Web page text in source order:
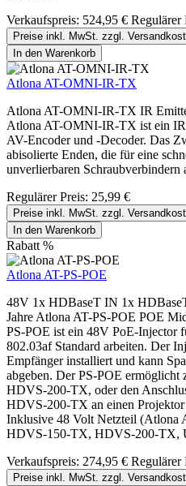
Verkaufspreis: 524,95 € Regulärer
Preise inkl. MwSt. zzgl.
In den Warenkorb
Atlona AT-OMNI-IR-TX
Atlona AT-OMNI-IR-TX IR
Atlona AT-OMNI-IR-TX ist ein
AV-Encoder und -Decoder. Das
abisolierte Enden, die für eine
unverlierbaren Schraubverbindern
Regulärer Preis: 25,99 €
Preise inkl. MwSt. zzgl.
In den Warenkorb
Rabatt %
Atlona AT-PS-POE
48V 1x HDBaseT IN 1x
Jahre Atlona AT-PS-POE POE
PS-POE ist ein 48V PoE-Injector
802.03af Standard arbeiten. Der
Empfänger installiert und kann
abgeben. Der PS-POE ermöglicht
HDVS-200-TX, oder den
HDVS-200-TX an einen
Inklusive 48 Volt Netzteil (Atlona
HDVS-150-TX, HDVS-200-TX,
Verkaufspreis: 274,95 € Regulärer
Preise inkl. MwSt. zzgl.